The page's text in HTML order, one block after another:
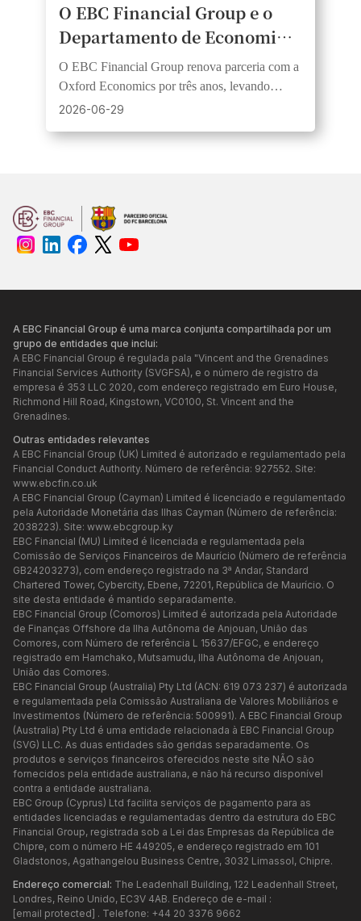
O EBC Financial Group e o
Departamento de Economia
da Universidade de Oxford
renovam parceria em
educação econômica pública
O EBC Financial Group renova parceria com a
Oxford Economics por três anos, levando
insights de pesquisa a um público mais amplo
2026-06-29
A EBC Financial Group é uma marca conjunta compartilhada por um
grupo de entidades que inclui:
A EBC Financial Group é regulada pala "Vincent and the Grenadines
Financial Services Authority (SVGFSA), e o número de registro da
empresa é 353 LLC 2020, com endereço registrado em Euro House,
Richmond Hill Road, Kingstown, VC0100, St. Vincent and the
Grenadines.
Outras entidades relevantes
A EBC Financial Group (UK) Limited é autorizado e regulamentado pela
Financial Conduct Authority. Número de referência: 927552. Site:
www.ebcfin.co.uk
A EBC Financial Group (Cayman) Limited é licenciado e regulamentado
pela Autoridade Monetária das Ilhas Cayman (Número de referência:
2038223). Site: www.ebcgroup.ky
EBC Financial (MU) Limited é licenciada e regulamentada pela
Comissão de Serviços Financeiros de Maurício (Número de referência
GB24203273), com endereço registrado na 3ª Andar, Standard
Chartered Tower, Cybercity, Ebene, 72201, República de Maurício. O
site desta entidade é mantido separadamente.
EBC Financial Group (Comoros) Limited é autorizada pela Autoridade
de Finanças Offshore da Ilha Autônoma de Anjouan, União das
Comores, com Número de referência L 15637/EFGC, e endereço
registrado em Hamchako, Mutsamudu, Ilha Autônoma de Anjouan,
União das Comores.
EBC Financial Group (Australia) Pty Ltd (ACN: 619 073 237) é autorizada
e regulamentada pela Comissão Australiana de Valores Mobiliários e
Investimentos (Número de referência: 500991). A EBC Financial Group
(Australia) Pty Ltd é uma entidade relacionada à EBC Financial Group
(SVG) LLC. As duas entidades são geridas separadamente. Os
produtos e serviços financeiros oferecidos neste site NÃO são
fornecidos pela entidade australiana, e não há recurso disponível
contra a entidade australiana.
EBC Group (Cyprus) Ltd facilita serviços de pagamento para as
entidades licenciadas e regulamentadas dentro da estrutura do EBC
Financial Group, registrada sob a Lei das Empresas da República de
Chipre, com o número HE 449205, e endereço registrado em 101
Gladstonos, Agathangelou Business Centre, 3032 Limassol, Chipre.
Endereço comercial: The Leadenhall Building, 122 Leadenhall Street,
Londres, Reino Unido, EC3V 4AB. Endereço de e-mail :
[email protected] . Telefone: +44 20 3376 9662